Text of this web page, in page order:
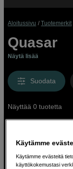
Aloitussivu Tuotemerkit
Quasar
Näytä lisää
Suodata
Näyttää 0 tuotetta
Käytämme
Käytämme evästeitä
käyttökokemustasi